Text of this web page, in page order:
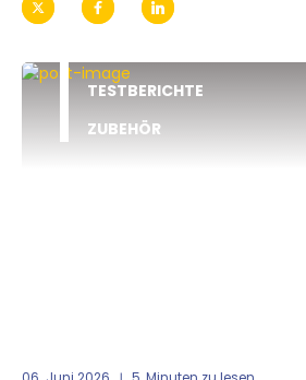
TESTBERICHTE
ZUBEHÖR